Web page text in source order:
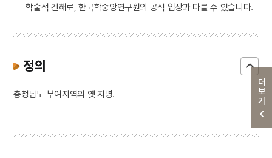
더보기
학술적 견해로, 한국학중앙연구원의 공식 입장과 다를 수 있습니다.
정의
충청남도 부여지역의 옛 지명.